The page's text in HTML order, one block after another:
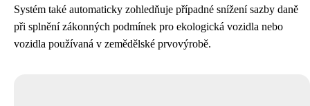
Systém také automaticky zohledňuje případné snížení sazby daně
při splnění zákonných podmínek pro ekologická vozidla nebo
vozidla používaná v zemědělské prvovýrobě.